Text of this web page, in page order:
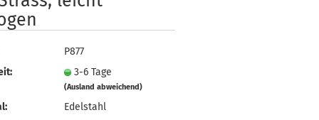
erstellen
P877
3-6 Tage
(Ausland abweichend)
Edelstahl